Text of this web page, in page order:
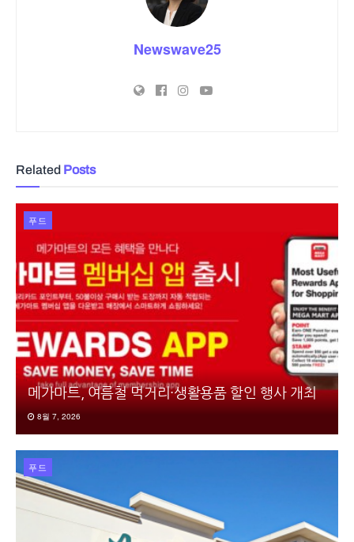
Newswave25
Related Posts
푸드
메가마트, 여름철 먹거리·생활용품 할인 행사 개최
8월 7, 2026
푸드